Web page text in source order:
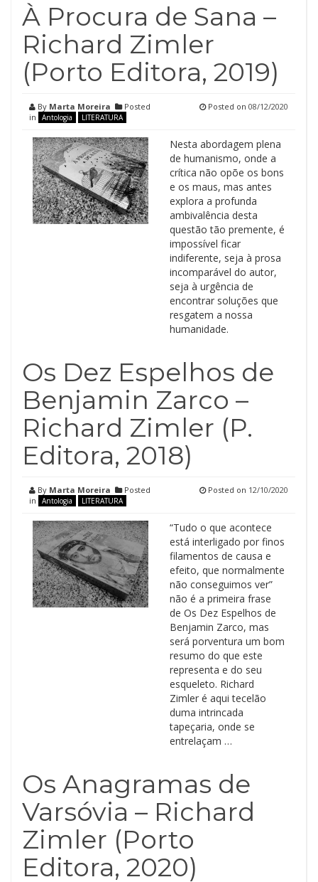
À Procura de Sana –
Richard Zimler
(Porto Editora, 2019)
By Marta Moreira
Posted
in
Antologia LITERATURA
Posted on 08/12/2020
Nesta abordagem plena
de humanismo, onde a
crítica não opõe os bons
e os maus, mas antes
explora a profunda
ambivalência desta
questão tão premente, é
impossível ficar
indiferente, seja à prosa
incomparável do autor,
seja à urgência de
encontrar soluções que
resgatem a nossa
humanidade.
Os Dez Espelhos de
Benjamin Zarco –
Richard Zimler (P.
Editora, 2018)
By Marta Moreira
Posted
in
Antologia LITERATURA
Posted on 12/10/2020
“Tudo o que acontece
está interligado por finos
filamentos de causa e
efeito, que normalmente
não conseguimos ver”
não é a primeira frase
de Os Dez Espelhos de
Benjamin Zarco, mas
será porventura um bom
resumo do que este
representa e do seu
esqueleto. Richard
Zimler é aqui tecelão
duma intrincada
tapeçaria, onde se
entrelaçam …
Os Anagramas de
Varsóvia – Richard
Zimler (Porto
Editora, 2020)